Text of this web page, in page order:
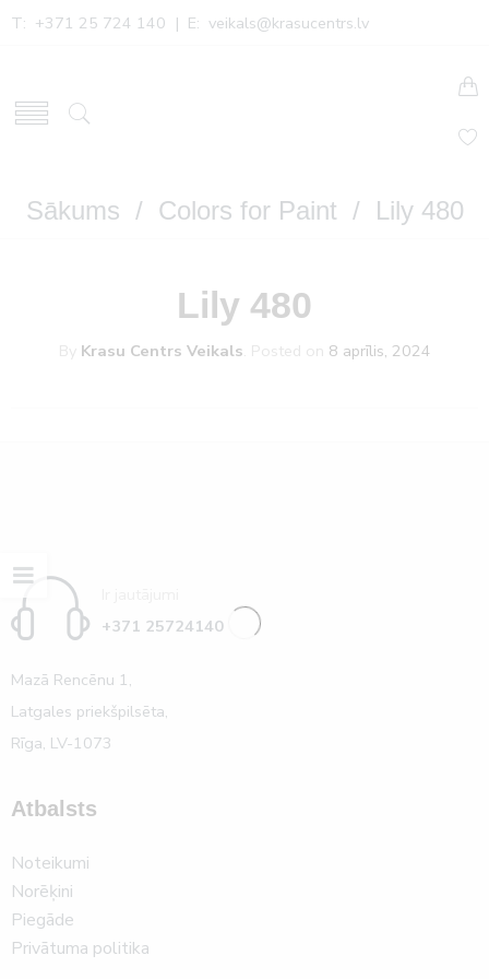
T: +371 25 724 140 | E: veikals@krasucentrs.lv
Sākums / Colors for Paint / Lily 480
Lily 480
By Krasu Centrs Veikals Posted on 8 aprīlis, 2024
+371 25724140
Mazā Rencēnu 1,
Latgales priekšpilsēta,
Rīga, LV-1073
Atbalsts
Noteikumi
Norēķini
Piegāde
Privātuma politika